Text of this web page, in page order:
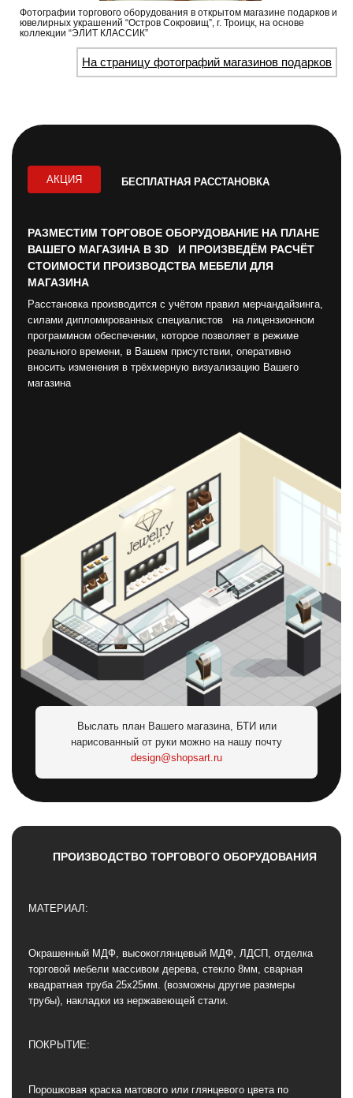
Фотографии торгового оборудования в открытом магазине подарков и
ювелирных украшений “Остров Сокровищ”, г. Троицк, на основе
коллекции “ЭЛИТ КЛАССИК”
На страницу фотографий магазинов подарков
АКЦИЯ БЕСПЛАТНАЯ РАССТАНОВКА
РАЗМЕСТИМ ТОРГОВОЕ ОБОРУДОВАНИЕ НА ПЛАНЕ
ВАШЕГО МАГАЗИНА В 3D И ПРОИЗВЕДЁМ РАСЧЁТ
СТОИМОСТИ ПРОИЗВОДСТВА МЕБЕЛИ ДЛЯ
МАГАЗИНА
Расстановка производится с учётом правил мерчандайзинга,
силами дипломированных специалистов на лицензионном
программном обеспечении, которое позволяет в режиме
реального времени, в Вашем присутствии, оперативно
вносить изменения в трёхмерную визуализацию Вашего
магазина
Выслать план Вашего магазина, БТИ или
нарисованный от руки можно на нашу почту
design@shopsart.ru
ПРОИЗВОДСТВО ТОРГОВОГО ОБОРУДОВАНИЯ
МАТЕРИАЛ:
Окрашенный МДФ, высокоглянцевый МДФ, ЛДСП, отделка
торговой мебели массивом дерева, стекло 8мм, сварная
квадратная труба 25х25мм. (возможны другие размеры
трубы), накладки из нержавеющей стали.
ПОКРЫТИЕ:
Порошковая краска матового или глянцевого цвета по